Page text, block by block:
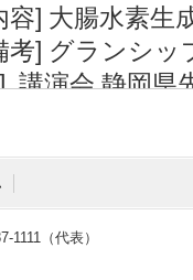
容] 大腸水素生
考] グランシッ
講演会 静岡県
容] 大腸水素に
考] 静岡大学（
公開講座 日本
（2016年11
（代表）